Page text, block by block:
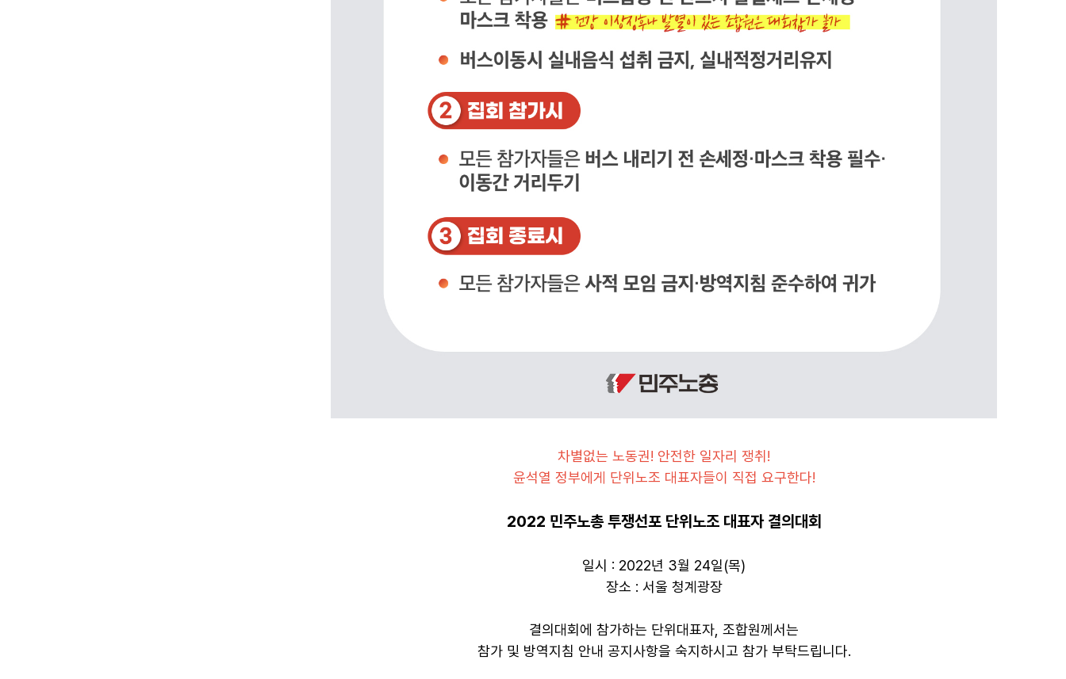
차별없는 노동권! 안전한 일자리 쟁취!
윤석열 정부에게 단위노조 대표자들이 직접 요구한다!
2022 민주노총 투쟁선포 단위노조 대표자 결의대회
일시 : 2022년 3월 24일(목)
장소 : 서울 청계광장
결의대회에 참가하는 단위대표자, 조합원께서는
참가 및 방역지침 안내 공지사항을 숙지하시고 참가 부탁드립니다.